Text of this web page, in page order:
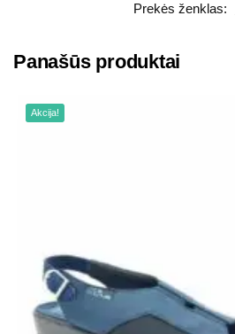
Prekės ženklas:
Panašūs produktai
Akcija!